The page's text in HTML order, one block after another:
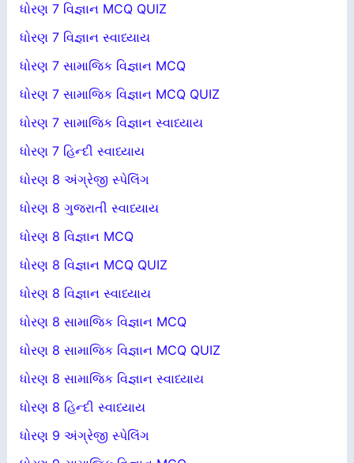
ધોરણ 7 વિજ્ઞાન MCQ QUIZ
ધોરણ 7 વિજ્ઞાન સ્વાધ્યાય
ધોરણ 7 સામાજિક વિજ્ઞાન MCQ
ધોરણ 7 સામાજિક વિજ્ઞાન MCQ QUIZ
ધોરણ 7 સામાજિક વિજ્ઞાન સ્વાધ્યાય
ધોરણ 7 હિન્દી સ્વાધ્યાય
ધોરણ 8 અંગ્રેજી સ્પેલિંગ
ધોરણ 8 ગુજરાતી સ્વાધ્યાય
ધોરણ 8 વિજ્ઞાન MCQ
ધોરણ 8 વિજ્ઞાન MCQ QUIZ
ધોરણ 8 વિજ્ઞાન સ્વાધ્યાય
ધોરણ 8 સામાજિક વિજ્ઞાન MCQ
ધોરણ 8 સામાજિક વિજ્ઞાન MCQ QUIZ
ધોરણ 8 સામાજિક વિજ્ઞાન સ્વાધ્યાય
ધોરણ 8 હિન્દી સ્વાધ્યાય
ધોરણ 9 અંગ્રેજી સ્પેલિંગ